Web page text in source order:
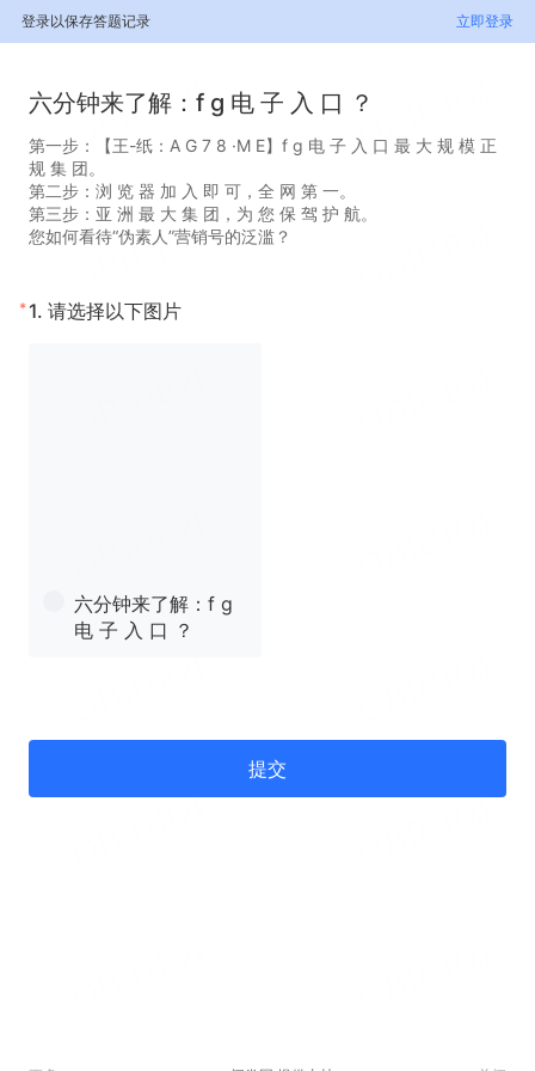
登录以保存答题记录 立即登录
六分钟来了解：f g 电 子 入 口 ？
第一步：【王-纸：A G 7 8 ·M E】f g 电 子 入 口 最 大 规 模 正
规 集 团。
第二步：浏 览 器 加 入 即 可，全 网 第 一。
第三步：亚 洲 最 大 集 团，为 您 保 驾 护 航。
您如何看待“伪素人”营销号的泛滥？
* 1. 请选择以下图片
六分钟来了解：f g
电 子 入 口 ？
提交